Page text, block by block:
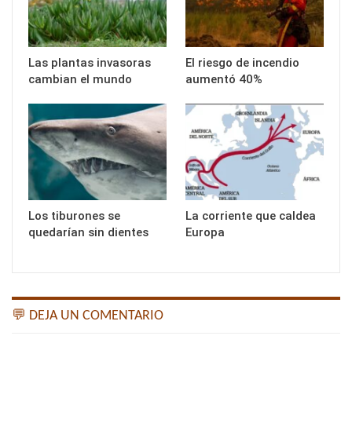
Las plantas invasoras
cambian el mundo
El riesgo de incendio
aumentó 40%
Los tiburones se
quedarían sin dientes
La corriente que caldea
Europa
💬 DEJA UN COMENTARIO